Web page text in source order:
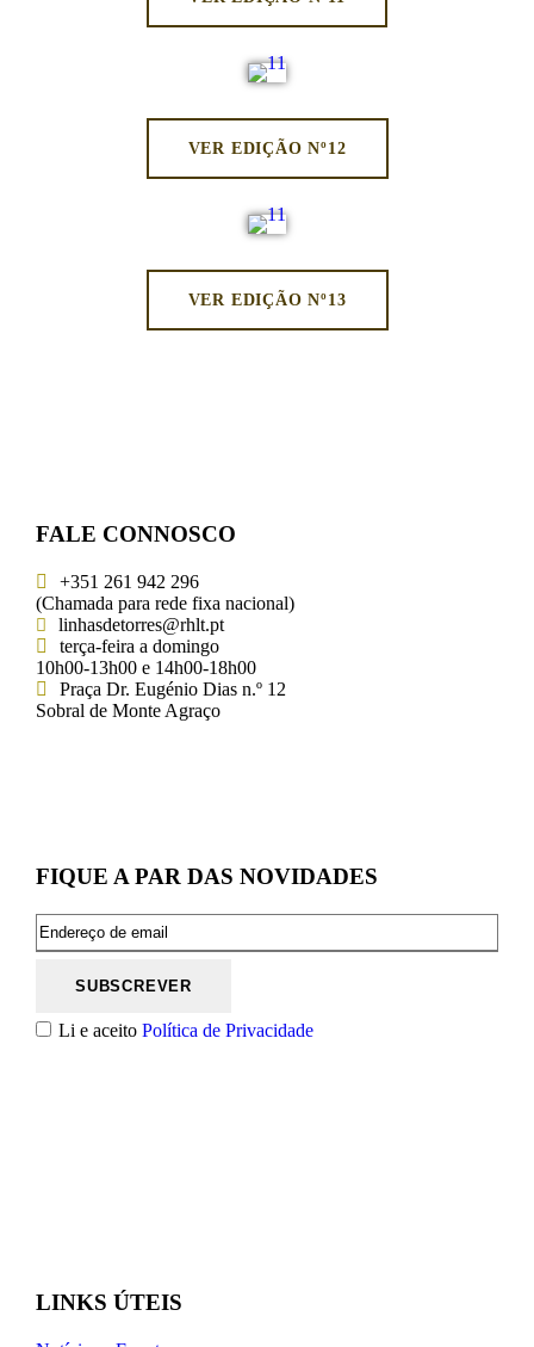
VER EDIÇÃO Nº12
VER EDIÇÃO Nº13
FALE CONNOSCO
+351 261 942 296
(Chamada para rede fixa nacional)
linhasdetorres@rhlt.pt
terça-feira a domingo
10h00-13h00 e 14h00-18h00
Praça Dr. Eugénio Dias n.º 12
Sobral de Monte Agraço
FIQUE A PAR DAS NOVIDADES
Li e aceito Política de Privacidade
LINKS ÚTEIS